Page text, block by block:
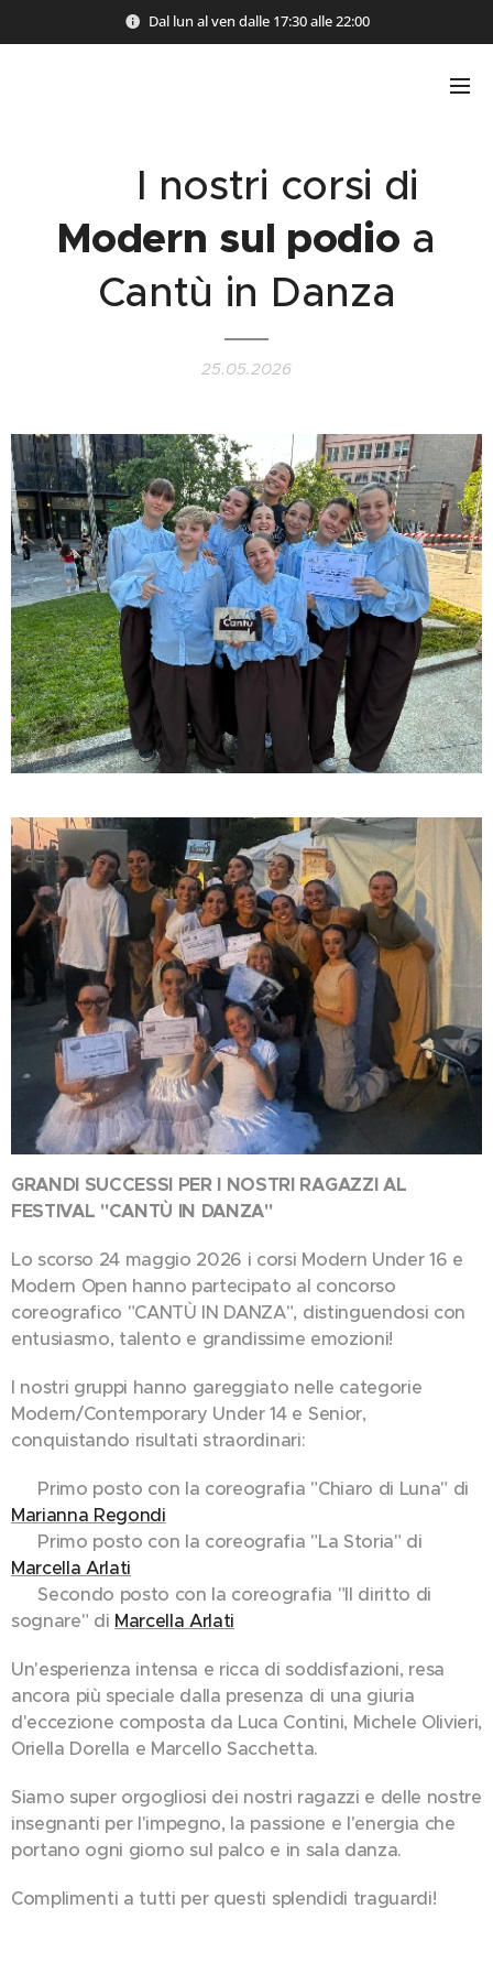
Dal lun al ven dalle 17:30 alle 22:00
🏆​ I nostri corsi di
Modern sul podio a
Cantù in Danza
25.05.2026
GRANDI SUCCESSI PER I NOSTRI RAGAZZI AL
FESTIVAL "CANTÙ IN DANZA"✨🎭
Lo scorso 24 maggio 2026 i corsi Modern Under 16 e
Modern Open hanno partecipato al concorso
coreografico "CANTÙ IN DANZA", distinguendosi con
entusiasmo, talento e grandissime emozioni! 💙
I nostri gruppi hanno gareggiato nelle categorie
Modern/Contemporary Under 14 e Senior,
conquistando risultati straordinari:
🥇 Primo posto con la coreografia "Chiaro di Luna" di
Marianna Regondi
🥇 Primo posto con la coreografia "La Storia" di
Marcella Arlati
🥈 Secondo posto con la coreografia "Il diritto di
sognare" di Marcella Arlati
Un'esperienza intensa e ricca di soddisfazioni, resa
ancora più speciale dalla presenza di una giuria
d'eccezione composta da Luca Contini, Michele Olivieri,
Oriella Dorella e Marcello Sacchetta. 🌟
Siamo super orgogliosi dei nostri ragazzi e delle nostre
insegnanti per l'impegno, la passione e l'energia che
portano ogni giorno sul palco e in sala danza. ❤️
Complimenti a tutti per questi splendidi traguardi! 👏